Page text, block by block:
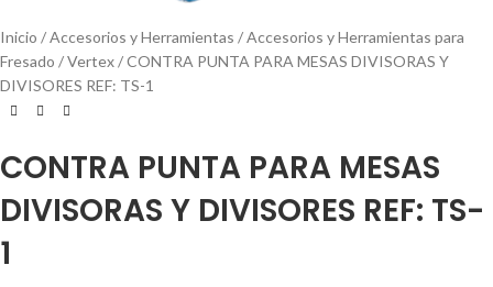
Inicio Accesorios y Herramientas
Accesorios y Herramientas para
Fresado
Vertex
CONTRA PUNTA PARA MESAS DIVISORAS Y
DIVISORES REF: TS-1
CONTRA PUNTA PARA MESAS
DIVISORAS Y DIVISORES REF: TS-
1